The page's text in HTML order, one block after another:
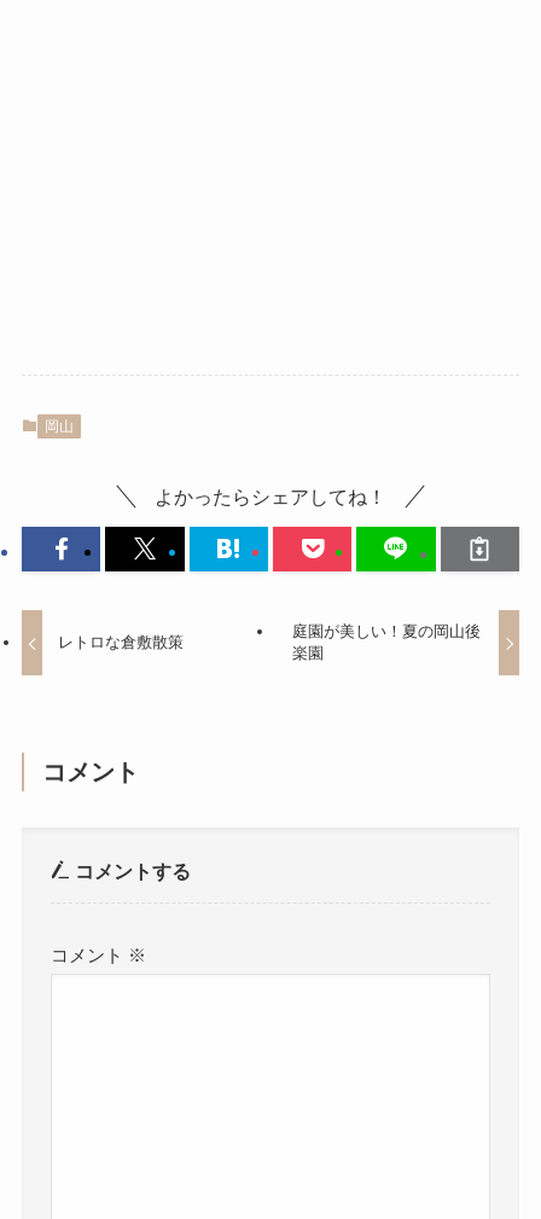
岡山
よかったらシェアしてね！
レトロな倉敷散策
庭園が美しい！夏の岡山後
楽園
コメント
コメントする
コメント ※